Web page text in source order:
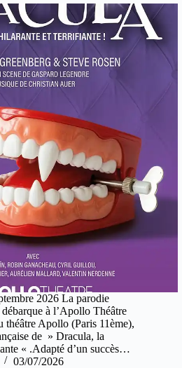
2026 La parodie
à l’Apollo Théâtre
théâtre Apollo (Paris 11ème),
de » Dracula, la
« .Adapté d’un succès…
03/07/2026